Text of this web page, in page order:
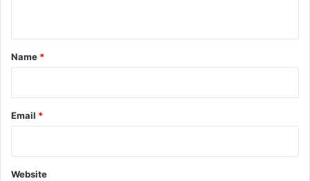
*
Name *
Email *
Website